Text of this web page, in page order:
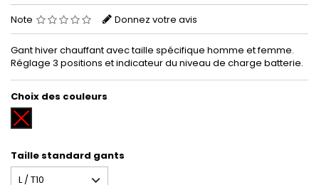
Note Donnez votre avis
Gant hiver chauffant avec taille spécifique homme et femme.
Réglage 3 positions et indicateur du niveau de charge batterie.
Choix des couleurs
Noir
Taille standard gants